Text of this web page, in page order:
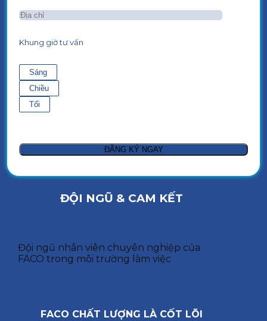
Khung giờ tư vấn
Sáng
Chiều
Tối
ĐỘI NGŨ & CAM KẾT
Đội ngũ nhân viên chuyên nghiệp của
FACO trong môi trường làm việc
FACO CHẤT LƯỢNG LÀ CỐT LÕI